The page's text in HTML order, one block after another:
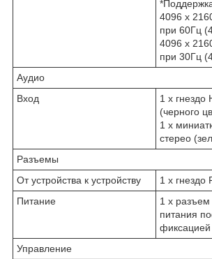
4096 x
при 60Гц
4096 x
при 30Гц
Аудио
Вход
1 x гнездо
(черного
1 x
стерео
Разъемы
От устройства к устройству
1 x гнездо
Питание
1 x
питания
фиксацией
Управление